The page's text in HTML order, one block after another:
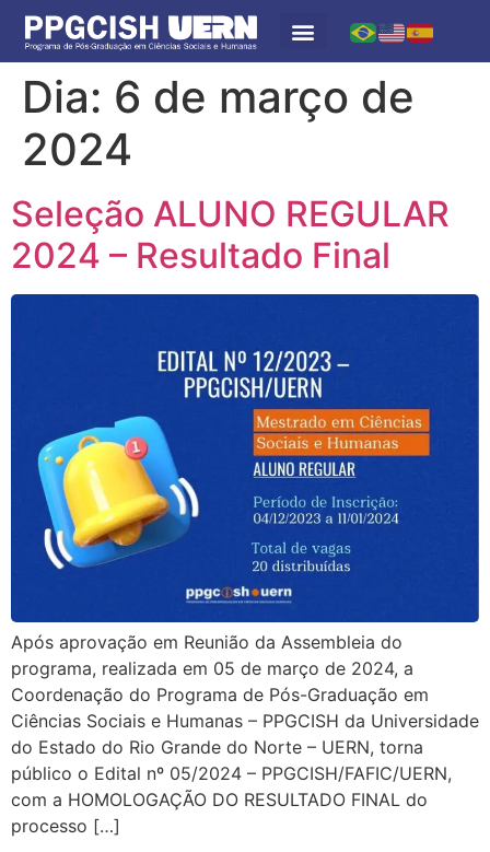
Dia: 6 de março de
2024
Seleção ALUNO REGULAR
2024 – Resultado Final
Após aprovação em Reunião da Assembleia do
programa, realizada em 05 de março de 2024, a
Coordenação do Programa de Pós-Graduação em
Ciências Sociais e Humanas – PPGCISH da Universidade
do Estado do Rio Grande do Norte – UERN, torna
público o Edital nº 05/2024 – PPGCISH/FAFIC/UERN,
com a HOMOLOGAÇÃO DO RESULTADO FINAL do
processo […]